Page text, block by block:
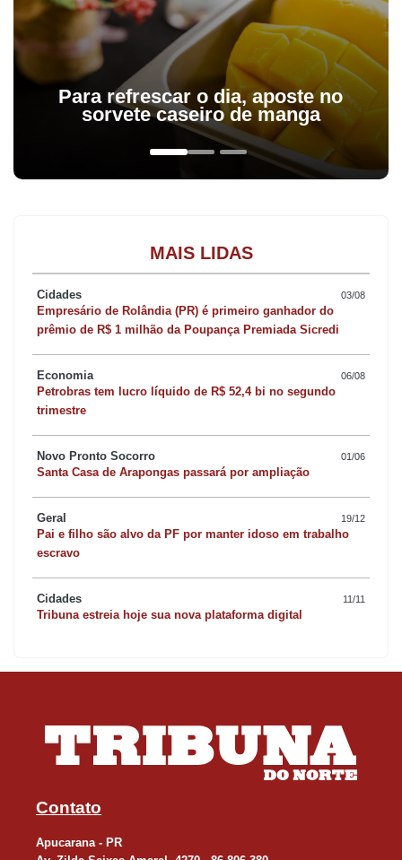
Para refrescar o dia, aposte no
sorvete caseiro de manga
MAIS LIDAS
Cidades 03/08
Empresário de Rolândia (PR) é primeiro ganhador do
prêmio de R$ 1 milhão da Poupança Premiada Sicredi
Economia 06/08
Petrobras tem lucro líquido de R$ 52,4 bi no segundo
trimestre
Novo Pronto Socorro 01/06
Santa Casa de Arapongas passará por ampliação
Geral 19/12
Pai e filho são alvo da PF por manter idoso em trabalho
escravo
Cidades 11/11
Tribuna estreia hoje sua nova plataforma digital
Contato
Apucarana - PR